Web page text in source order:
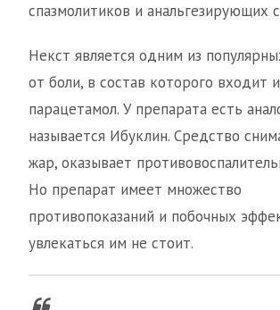
спазмолитиков и анальгезирующих
Некст является одним из
от боли, в состав которого входит
парацетамол. У препарата есть
называется Ибуклин. Средство
жар, оказывает
Но препарат имеет множество
противопоказаний и побочных
увлекаться им не стоит.